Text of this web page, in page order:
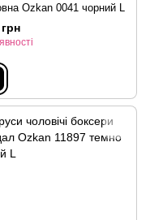
Ozkan 0041 чорний L